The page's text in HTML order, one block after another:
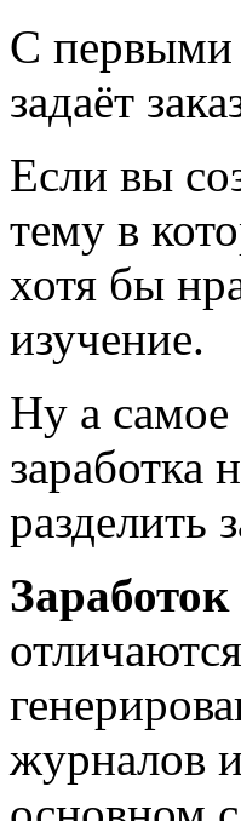
С первыми
задаёт
Если вы
тему в
хотя бы
изучение.
Ну а
заработка
разделить
журналов